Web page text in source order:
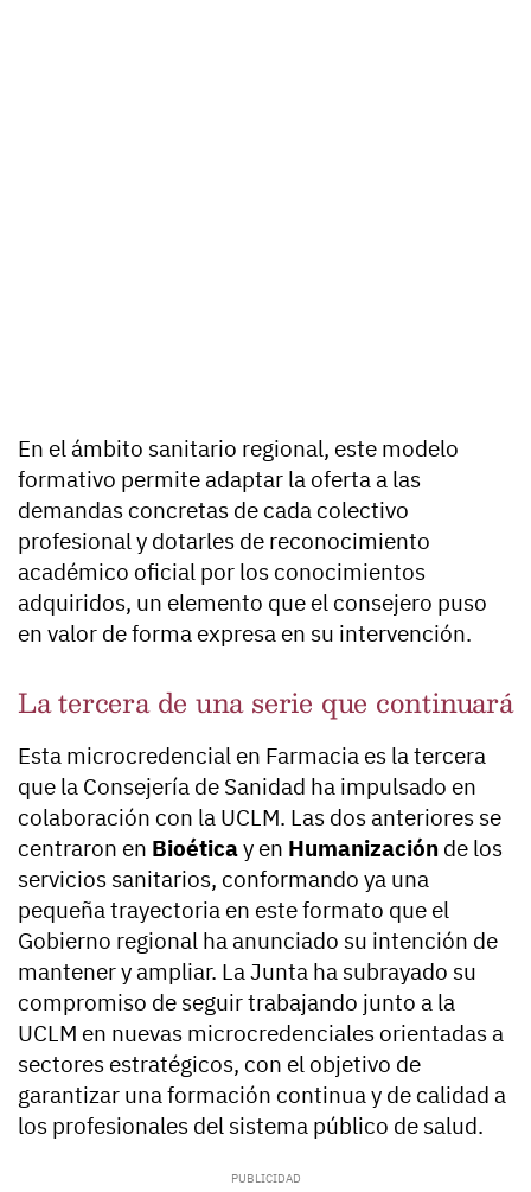
En el ámbito sanitario regional, este modelo
formativo permite adaptar la oferta a las
demandas concretas de cada colectivo
profesional y dotarles de reconocimiento
académico oficial por los conocimientos
adquiridos, un elemento que el consejero puso
en valor de forma expresa en su intervención.
La tercera de una serie que continuará
Esta microcredencial en Farmacia es la tercera
que la Consejería de Sanidad ha impulsado en
colaboración con la UCLM. Las dos anteriores se
centraron en Bioéticay en Humanización de los
servicios sanitarios, conformando ya una
pequeña trayectoria en este formato que el
Gobierno regional ha anunciado su intención de
mantener y ampliar. La Junta ha subrayado su
compromiso de seguir trabajando junto a la
UCLM en nuevas microcredenciales orientadas a
sectores estratégicos, con el objetivo de
garantizar una formación continua y de calidad a
los profesionales del sistema público de salud.